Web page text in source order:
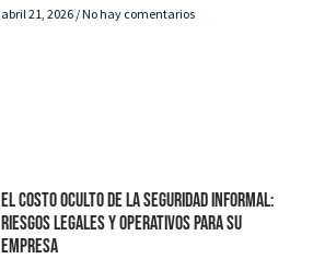
abril 21, 2026 No hay comentarios
El costo oculto de la seguridad informal:
Riesgos legales y operativos para su
empresa